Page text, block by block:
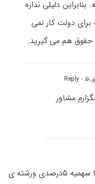
دلیلی نداره
دولت کار نمی
حقوق هم می گیرید.
- Reply
مشاور
باسلام مشاور عزیز من رتبه م۴۲۹شده با سهمیه ۵درصدی ورشته ی